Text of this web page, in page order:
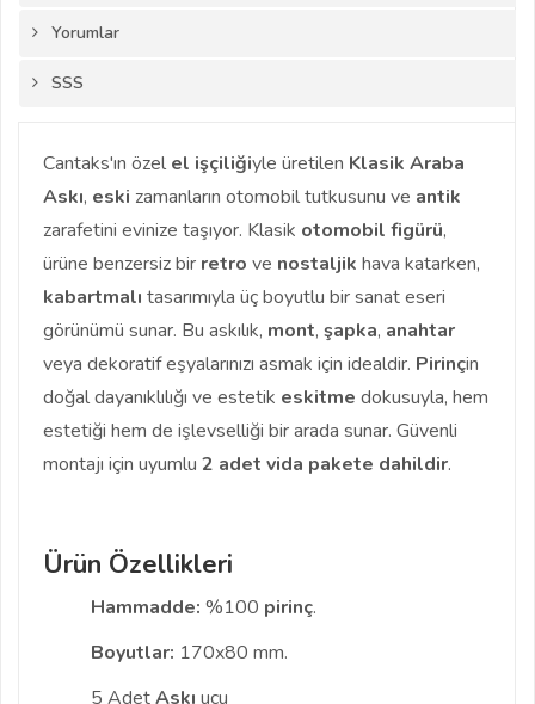
Yorumlar
SSS
Cantaks'ın özel el işçiliğiyle üretilen Klasik Araba
Askı, eski zamanların otomobil tutkusunu ve antik
zarafetini evinize taşıyor. Klasik otomobil figürü,
ürüne benzersiz bir retro ve nostaljik hava katarken,
kabartmalı tasarımıyla üç boyutlu bir sanat eseri
görünümü sunar. Bu askılık, mont, şapka, anahtar
veya dekoratif eşyalarınızı asmak için idealdir. Pirinçin
doğal dayanıklılığı ve estetik eskitme dokusuyla, hem
estetiği hem de işlevselliği bir arada sunar. Güvenli
montajı için uyumlu 2 adet vida pakete dahildir.
Ürün Özellikleri
Hammadde: %100 pirinç.
Boyutlar: 170x80 mm.
5 AdetAskı ucu